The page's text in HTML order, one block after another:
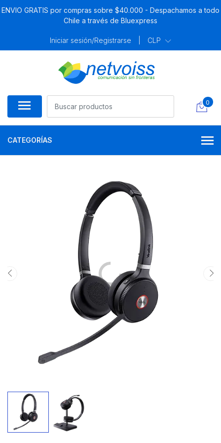
ENVIO GRATIS por compras sobre $40.000 - Despachamos a todo
Chile a través de Bluexpress
Iniciar sesión/Registrarse CLP
0
CATEGORÍAS